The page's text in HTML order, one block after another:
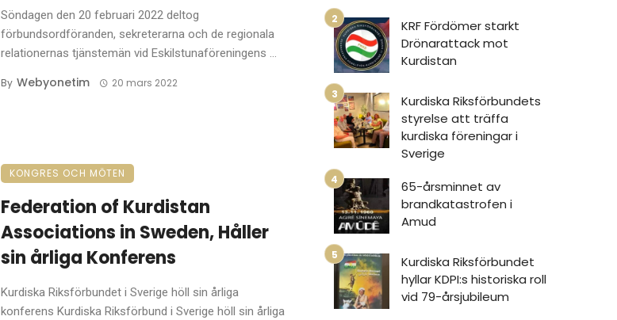
Söndagen den 20 februari 2022 deltog
förbundsordföranden, sekreterarna och de regionala
relationernas tjänstemän vid Eskilstunaföreningens ...
By Webyonetim 20 mars 2022
KONGRES OCH MÖTEN
Federation of Kurdistan
Associations in Sweden, Håller
sin årliga Konferens
Kurdiska Riksförbundet i Sverige höll sin årliga
konferens Kurdiska Riksförbund i Sverige höll sin årliga
KRF Fördömer starkt
Drönarattack mot
Kurdistan
Kurdiska Riksförbundets
styrelse att träffa
kurdiska föreningar i
Sverige
65-årsminnet av
brandkatastrofen i
Amud
Kurdiska Riksförbundet
hyllar KDPI:s historiska roll
vid 79-årsjubileum